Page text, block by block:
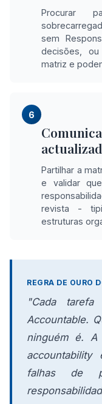
Procurar
sem
decisões,
matriz e
6
Partilhar a
e validar
revista -
estruturas
REGRA DE OURO
"Cada
Accountable.
ninguém é.
falhas de